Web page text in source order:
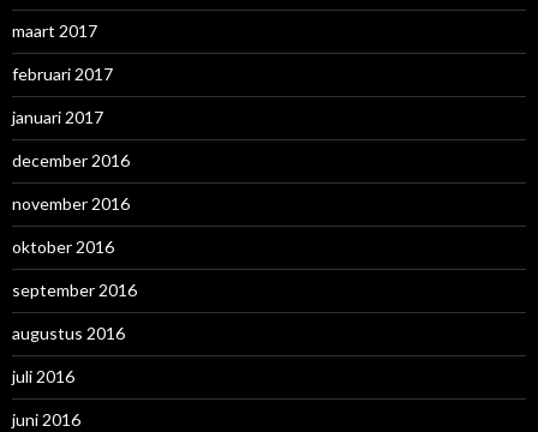
maart 2017
februari 2017
januari 2017
december 2016
november 2016
oktober 2016
september 2016
augustus 2016
juli 2016
juni 2016